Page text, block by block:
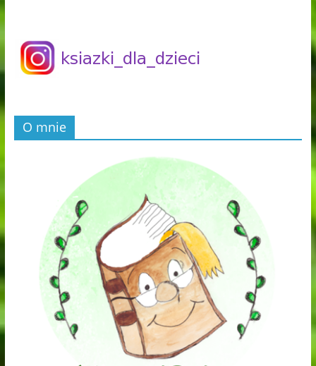
O mnie